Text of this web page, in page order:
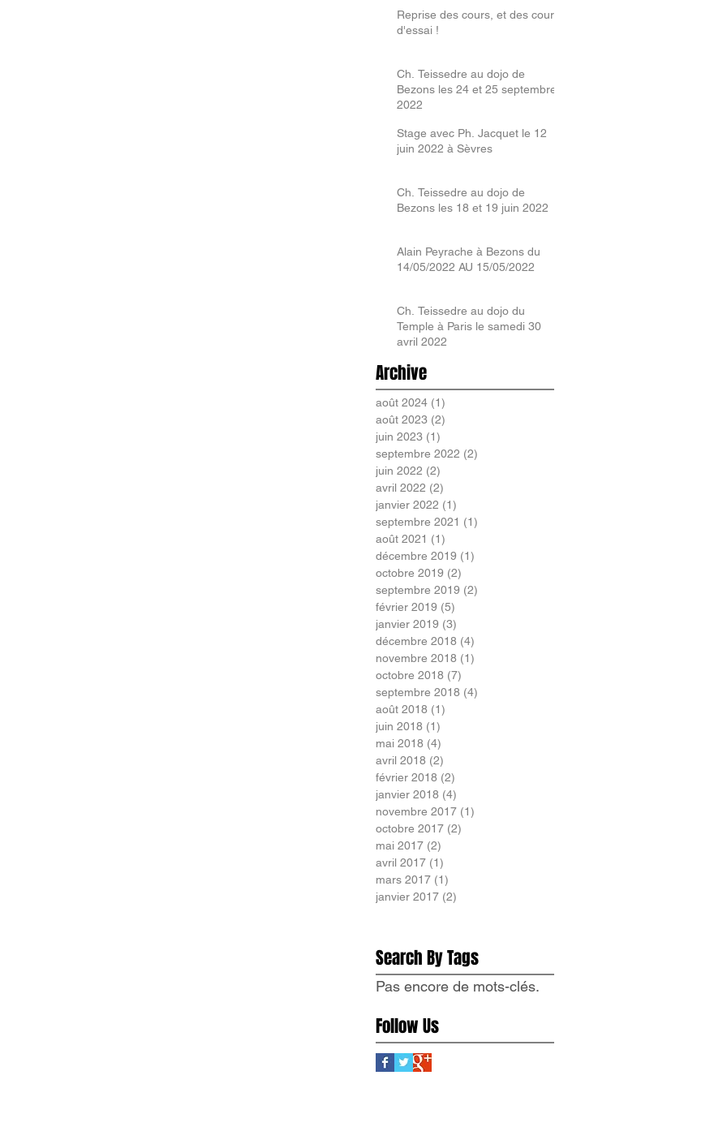
Reprise des cours, et des cours
d'essai !
Ch. Teissedre au dojo de
Bezons les 24 et 25 septembre
2022
Stage avec Ph. Jacquet le 12
juin 2022 à Sèvres
Ch. Teissedre au dojo de
Bezons les 18 et 19 juin 2022
Alain Peyrache à Bezons du
14/05/2022 AU 15/05/2022
Ch. Teissedre au dojo du
Temple à Paris le samedi 30
avril 2022
Archive
août 2024 (1)
août 2023 (2)
juin 2023 (1)
septembre 2022 (2)
juin 2022 (2)
avril 2022 (2)
janvier 2022 (1)
septembre 2021 (1)
août 2021 (1)
décembre 2019 (1)
octobre 2019 (2)
septembre 2019 (2)
février 2019 (5)
janvier 2019 (3)
décembre 2018 (4)
novembre 2018 (1)
octobre 2018 (7)
septembre 2018 (4)
août 2018 (1)
juin 2018 (1)
mai 2018 (4)
avril 2018 (2)
février 2018 (2)
janvier 2018 (4)
novembre 2017 (1)
octobre 2017 (2)
mai 2017 (2)
avril 2017 (1)
mars 2017 (1)
janvier 2017 (2)
Search By Tags
Pas encore de mots-clés.
Follow Us